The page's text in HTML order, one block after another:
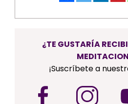
¿TE GUSTARÍA
¡Suscríbete a